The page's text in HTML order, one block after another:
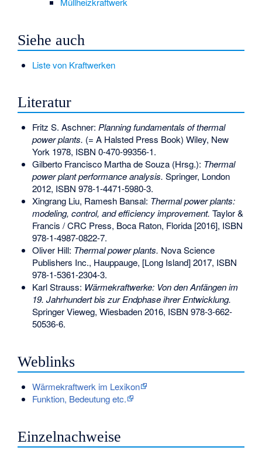
Siehe auch
Liste von Kraftwerken
Literatur
Fritz S. Aschner: Planning fundamentals of thermal
power plants. (= A Halsted Press Book) Wiley, New
York 1978, ISBN 0-470-99356-1.
Gilberto Francisco Martha de Souza (Hrsg.): Thermal
power plant performance analysis. Springer, London
2012, ISBN 978-1-4471-5980-3.
Xingrang Liu, Ramesh Bansal: Thermal power plants:
modeling, control, and efficiency improvement. Taylor &
Francis / CRC Press, Boca Raton, Florida [2016], ISBN
978-1-4987-0822-7.
Oliver Hill: Thermal power plants. Nova Science
Publishers Inc., Hauppauge, [Long Island] 2017, ISBN
978-1-5361-2304-3.
Karl Strauss: Wärmekraftwerke: Von den Anfängen im
19. Jahrhundert bis zur Endphase ihrer Entwicklung.
Springer Vieweg, Wiesbaden 2016, ISBN 978-3-662-
50536-6.
Weblinks
Wärmekraftwerk im Lexikon
Funktion, Bedeutung etc.
Einzelnachweise